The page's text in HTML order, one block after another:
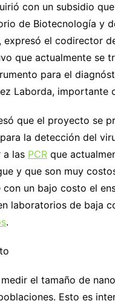
con un subsidio
de Biotecnología y
expresó el codirector
que actualmente se
para el
Laborda, importante
que el proyecto se
la detección del
a las PCR que
y que son muy
un bajo costo el
laboratorios de baja
.
el tamaño de
Esto es